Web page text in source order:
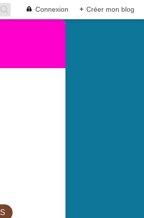
Connexion + Créer mon blog